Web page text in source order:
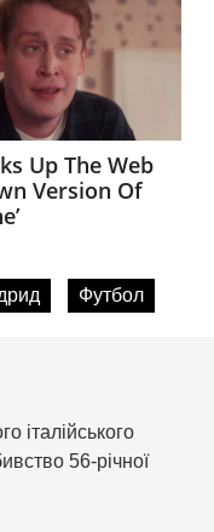
Футбол
італійського
56-річної